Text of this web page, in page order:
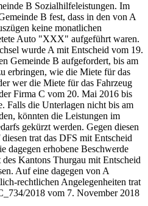
B Sozialhilfeleistungen. Im
B fest, dass in den von A
keine monatlichen
Auto "XXX" aufgeführt waren.
wurde A mit Entscheid vom 19.
Gemeinde B aufgefordert, bis am
erbringen, wie die Miete für das
wer die Miete für das Fahrzeug
Firma C vom 20. Mai 2016 bis
Falls die Unterlagen nicht bis am
könnten die Leistungen im
gekürzt werden. Gegen diesen
trat das DFS mit Entscheid
dagegen erhobene Beschwerde
Kantons Thurgau mit Entscheid
Auf eine dagegen von A
rechtlichen Angelegenheiten trat
2018 vom 7. November 2018